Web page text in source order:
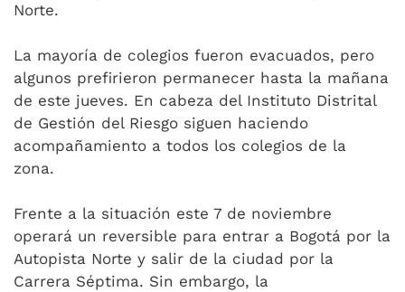
Norte.
La mayoría de colegios fueron evacuados, pero
algunos prefirieron permanecer hasta la mañana
de este jueves. En cabeza del Instituto Distrital
de Gestión del Riesgo siguen haciendo
acompañamiento a todos los colegios de la
zona.
Frente a la situación este 7 de noviembre
operará un reversible para entrar a Bogotá por la
Autopista Norte y salir de la ciudad por la
Carrera Séptima. Sin embargo, la